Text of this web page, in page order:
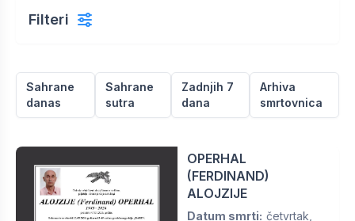
Filteri
Sahrane
danas
Sahrane
sutra
Zadnjih 7
dana
Arhiva
smrtovnica
OPERHAL
(FERDINAND)
ALOJZIJE
Datum smrti: četvrtak,